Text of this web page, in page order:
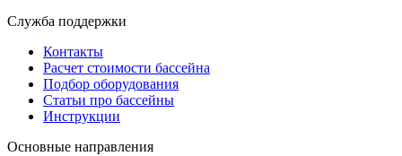
Служба поддержки
Контакты
Расчет стоимости бассейна
Подбор оборудования
Статьи про бассейны
Инструкции
Основные направления